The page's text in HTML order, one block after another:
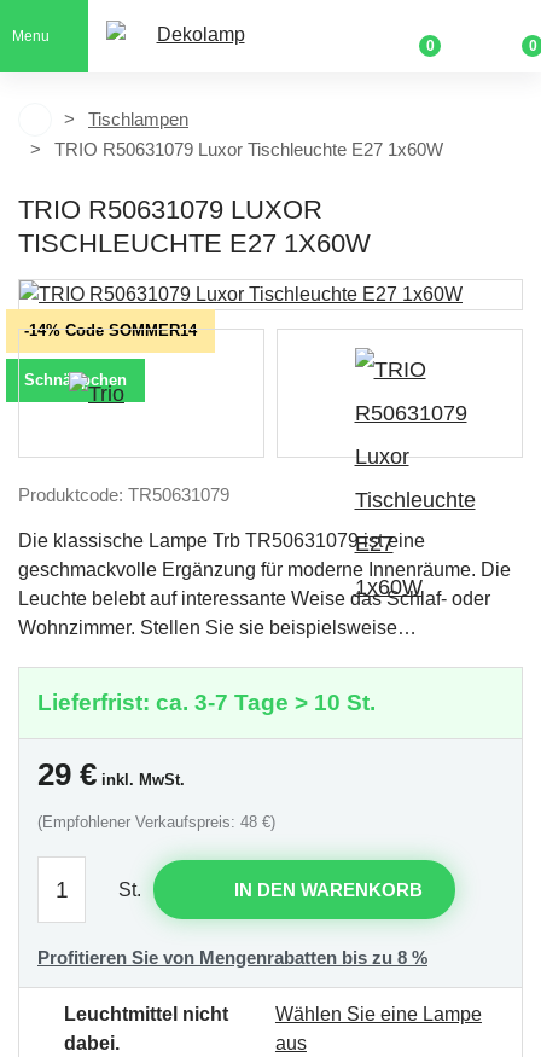
Menu
0 0
Tischlampen
TRIO R50631079 Luxor Tischleuchte E27 1x60W
TRIO R50631079 LUXOR
TISCHLEUCHTE E27 1X60W
-14% Code SOMMER14
Schnäppchen
Produktcode: TR50631079
Die klassische Lampe Trb TR50631079 ist eine
geschmackvolle Ergänzung für moderne Innenräume. Die
Leuchte belebt auf interessante Weise das Schlaf- oder
Wohnzimmer. Stellen Sie sie beispielsweise…
Lieferfrist: ca. 3-7 Tage > 10 St.
29 € inkl. MwSt.
(Empfohlener Verkaufspreis: 48 €)
St. IN DEN WARENKORB
Profitieren Sie von Mengenrabatten bis zu 8 %
Leuchtmittel nicht
dabei.
Wählen Sie eine Lampe
aus